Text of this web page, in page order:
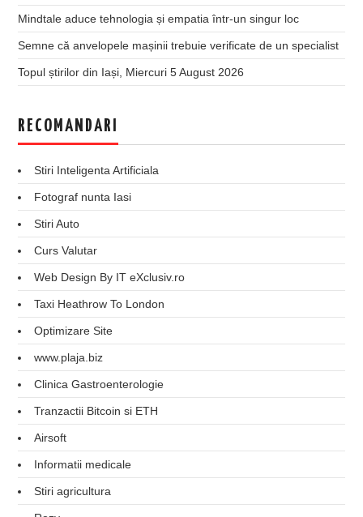
Mindtale aduce tehnologia și empatia într-un singur loc
Semne că anvelopele mașinii trebuie verificate de un specialist
Topul știrilor din Iași, Miercuri 5 August 2026
RECOMANDARI
Stiri Inteligenta Artificiala
Fotograf nunta Iasi
Stiri Auto
Curs Valutar
Web Design By IT eXclusiv.ro
Taxi Heathrow To London
Optimizare Site
www.plaja.biz
Clinica Gastroenterologie
Tranzactii Bitcoin si ETH
Airsoft
Informatii medicale
Stiri agricultura